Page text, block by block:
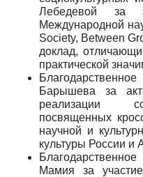
Лебедевой за
Международной
Society, Between
доклад,
практической
Барышева за
реализации
посвященных
научной и
культуры России и
Мамия за